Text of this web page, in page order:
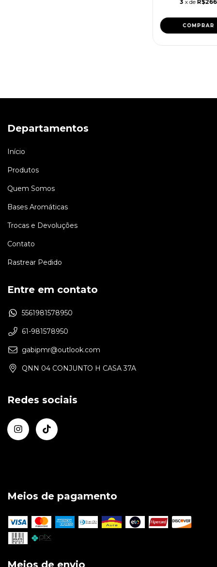
3 x de
Departamentos
Início
Produtos
Quem Somos
Bases Aromáticas
Trocas e Devoluções
Contato
Rastrear Pedido
Entre em contato
5561981578950
61-981578950
gabipmr@outlook.com
QNN 04 CONJUNTO H CASA 37A
Redes sociais
Meios de pagamento
Meios de envio